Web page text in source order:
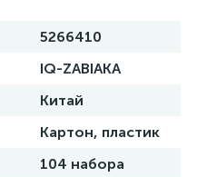
5266410
IQ-ZABIAKA
Китай
Картон, пластик
104 набора